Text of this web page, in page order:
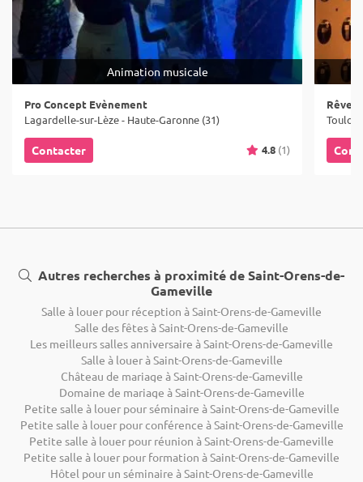
Animation musicale
Pro Concept Evènement
Lagardelle-sur-Lèze - Haute-Garonne (31)
Contacter 4.8 (1)
Rêves
Autres recherches à proximité de Saint-Orens-de-
Gameville
Salle à louer pour réception à Saint-Orens-de-Gameville
Salle des fêtes à Saint-Orens-de-Gameville
Les meilleurs salles anniversaire à Saint-Orens-de-Gameville
Salle à louer à Saint-Orens-de-Gameville
Château de mariage à Saint-Orens-de-Gameville
Domaine de mariage à Saint-Orens-de-Gameville
Petite salle à louer pour séminaire à Saint-Orens-de-Gameville
Petite salle à louer pour conférence à Saint-Orens-de-Gameville
Petite salle à louer pour réunion à Saint-Orens-de-Gameville
Petite salle à louer pour formation à Saint-Orens-de-Gameville
Hôtel pour un séminaire à Saint-Orens-de-Gameville